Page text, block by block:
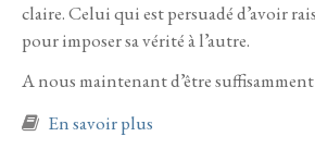
claire. Celui qui est persuadé d’avoir
pour imposer sa vérité à l’autre.
A nous maintenant d’être suffisamment
En savoir plus